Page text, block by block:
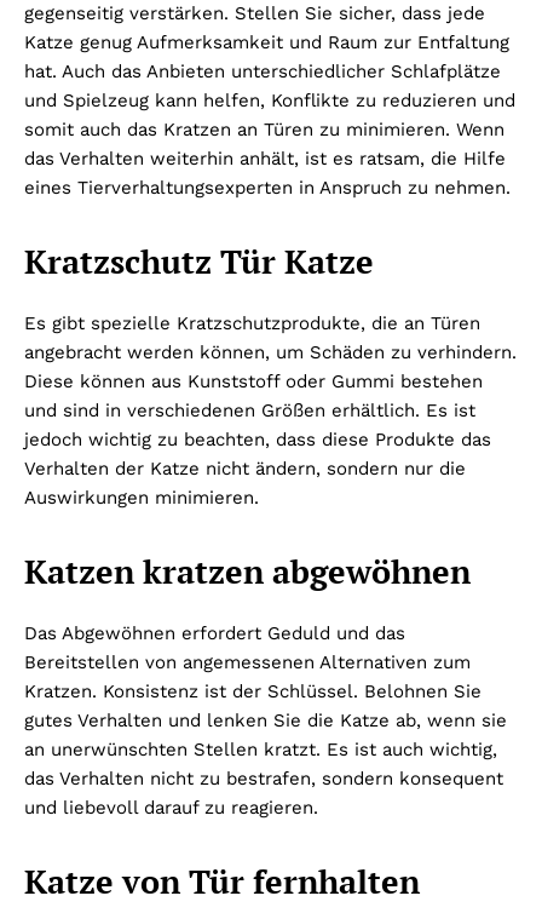
gegenseitig verstärken. Stellen Sie sicher, dass jede
Katze genug Aufmerksamkeit und Raum zur Entfaltung
hat. Auch das Anbieten unterschiedlicher Schlafplätze
und Spielzeug kann helfen, Konflikte zu reduzieren und
somit auch das Kratzen an Türen zu minimieren. Wenn
das Verhalten weiterhin anhält, ist es ratsam, die Hilfe
eines Tierverhaltungsexperten in Anspruch zu nehmen.
Kratzschutz Tür Katze
Es gibt spezielle Kratzschutzprodukte, die an Türen
angebracht werden können, um Schäden zu verhindern.
Diese können aus Kunststoff oder Gummi bestehen
und sind in verschiedenen Größen erhältlich. Es ist
jedoch wichtig zu beachten, dass diese Produkte das
Verhalten der Katze nicht ändern, sondern nur die
Auswirkungen minimieren.
Katzen kratzen abgewöhnen
Das Abgewöhnen erfordert Geduld und das
Bereitstellen von angemessenen Alternativen zum
Kratzen. Konsistenz ist der Schlüssel. Belohnen Sie
gutes Verhalten und lenken Sie die Katze ab, wenn sie
an unerwünschten Stellen kratzt. Es ist auch wichtig,
das Verhalten nicht zu bestrafen, sondern konsequent
und liebevoll darauf zu reagieren.
Katze von Tür fernhalten